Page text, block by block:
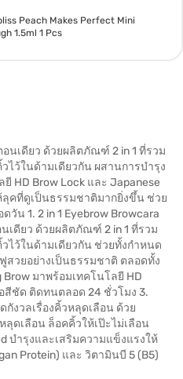
Peach Makes Perfect Mini
1.5ml 1 Pcs
นเดียว ด้วยผลิตภัณฑ์ 2 in 1 ที่รวม
ว้ในด้ามเดียวกัน ผสานการบำรุง
HD Brow Lock และ Japanese
ลุคที่ดูเป็นธรรมชาติมากยิ่งขึ้น ช่วย
น 1. 2 in 1 Eyebrow Browcara
เดียว ด้วยผลิตภัณฑ์ 2 in 1 ที่รวม
ไว้ในด้ามเดียวกัน ช่วยทั้งกำหนด
สวยอย่างเป็นธรรมชาติ ตลอดทั้ง
Brow มาพร้อมเทคโนโลยี HD
สีชัด ติดทนตลอด 24 ชั่วโมง 3.
กังวลเรื่องคิ้วหลุดเลือน ด้วย
ดเลือน ล็อคคิ้วให้เป๊ะไม่เลือน
บำรุงและเสริมความแข็งแรงให้
Protein) และ วิตามินบี 5 (B5)